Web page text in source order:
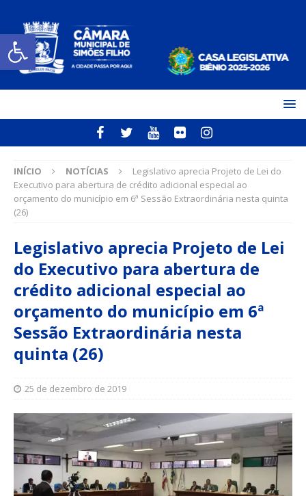
Open toolbar
INÍCIO NOTÍCIAS
Legislativo aprecia Projeto de Lei do
Executivo para abertura de crédito adicional especial ao
orçamento do município em 6ª Sessão Extraordinária nesta quinta
(26)
Legislativo aprecia Projeto de Lei
do Executivo para abertura de
crédito adicional especial ao
orçamento do município em 6ª
Sessão Extraordinária nesta
quinta (26)
25 de dezembro de 2019